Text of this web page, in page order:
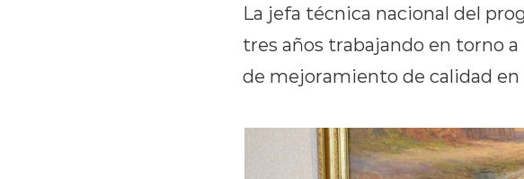
La jefa técnica nacional del
tres años trabajando en torno
de mejoramiento de calidad